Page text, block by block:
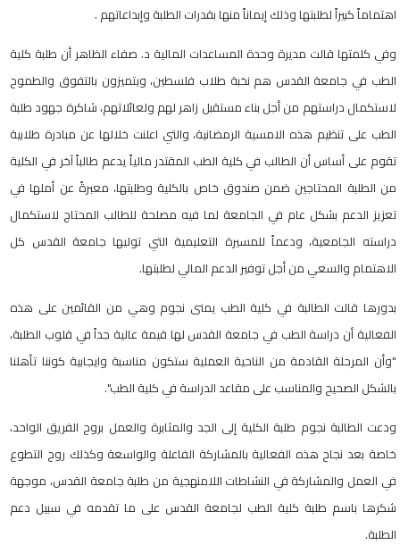
اهتماماً كبيراً لطلبتها وذلك إيماناً منها بقدرات الطلبة وإبداعاتهم .
وفي كلمتها قالت مديرة وحدة المساعدات المالية د. صفاء الظاهر أن طلبة كلية
الطب في جامعة القدس هم نخبة طلاب فلسطين، ويتميزون بالتفوق والطموح
لاستكمال دراستهم من أجل بناء مستقبل زاهر لهم ولعائلاتهم، شاكرة جهود طلبة
الطب على تنظيم هذه الامسية الرمضانية، والتي اعلنت خلالها عن مبادرة طلابية
تقوم على أساس أن الطالب في كلية الطب المقتدر مالياً يدعم طالباً آخر في الكلية
من الطلبة المحتاجين ضمن صندوق خاص بالكلية وطلبتها، معبرةً عن أملها في
تعزيز الدعم بشكل عام في الجامعة لما فيه مصلحة للطالب المحتاج لاستكمال
دراسته الجامعية، ودعماً للمسيرة التعليمية التي توليها جامعة القدس كل
الاهتمام والسعي من أجل توفير الدعم المالي لطلبتها.
بدورها قالت الطالبة في كلية الطب يمنى نجوم وهي من القائمين على هذه
الفعالية أن دراسة الطب في جامعة القدس لها قيمة عالية جداً في قلوب الطلبة،
"وأن المرحلة القادمة من الناحية العملية ستكون مناسبة وايجابية كوننا تأهلنا
بالشكل الصحيح والمناسب على مقاعد الدراسة في كلية الطب".
ودعت الطالبة نجوم طلبة الكلية إلى الجد والمثابرة والعمل بروح الفريق الواحد،
خاصة بعد نجاح هذه الفعالية بالمشاركة الفاعلة والواسعة وكذلك روح التطوع
في العمل والمشاركة في النشاطات اللامنهجية من طلبة جامعة القدس، موجهة
شكرها باسم طلبة كلية الطب لجامعة القدس على ما تقدمه في سبيل دعم
الطلبة.